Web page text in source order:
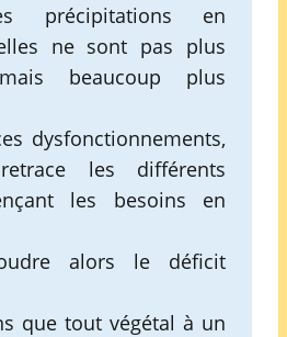
précipitations en
ne sont pas plus
beaucoup plus
dysfonctionnements,
les différents
les besoins en
alors le déficit
que tout végétal à un